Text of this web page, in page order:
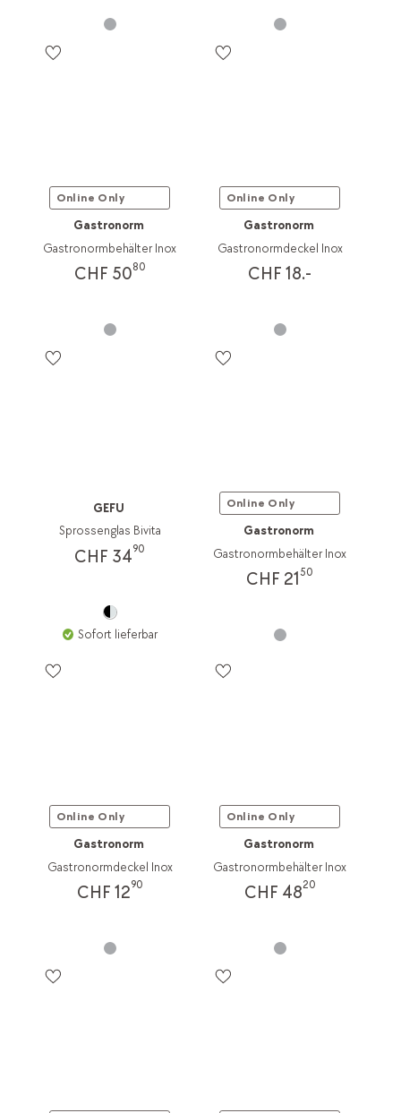
Online Only
Gastronorm
Gastronormbehälter Inox
CHF 5080
Online Only
Gastronorm
Gastronormdeckel Inox
CHF 18.-
GEFU
Sprossenglas Bivita
CHF 3490
Sofort lieferbar
Online Only
Gastronorm
Gastronormbehälter Inox
CHF 21 50
Online Only
Gastronorm
Gastronormdeckel Inox
CHF 1290
Online Only
Gastronorm
Gastronormbehälter Inox
CHF 4820